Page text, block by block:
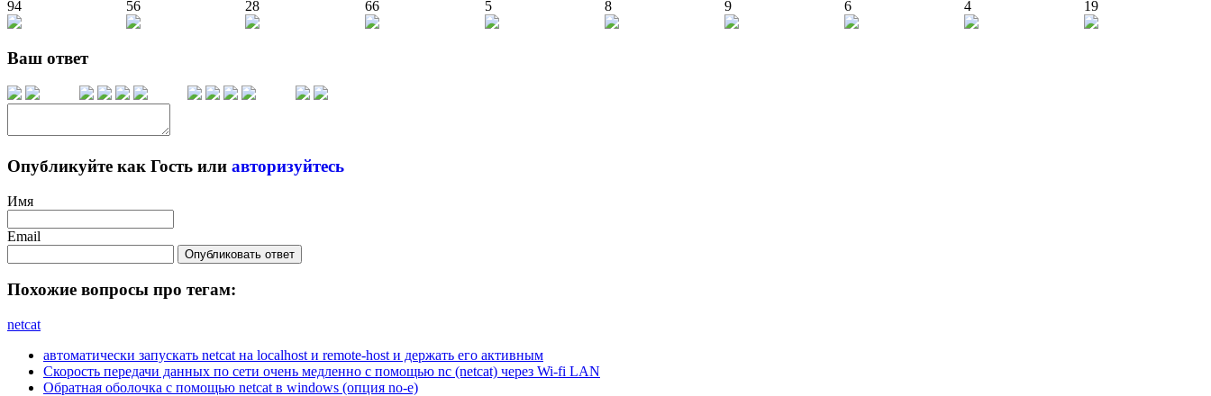
94
56 28 66 5 8 9 6 4 19
Ваш ответ
Опубликуйте как Гость или авторизуйтесь
Имя
Email
Опубликовать ответ
Похожие вопросы про тегам:
netcat
автоматически запускать netcat на localhost и remote-host и держать его активным
Скорость передачи данных по сети очень медленно с помощью nc (netcat) через Wi-fi LAN
Обратная оболочка с помощью netcat в windows (опция no-e)